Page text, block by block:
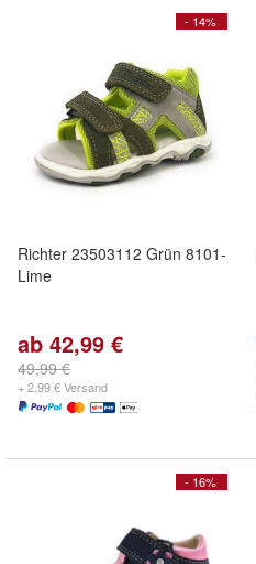
- 14%
Richter 23503112 Grün 8101-
Lime
ab 42,99 €
49,99 €
+ 2,99 € Versand
- 16%